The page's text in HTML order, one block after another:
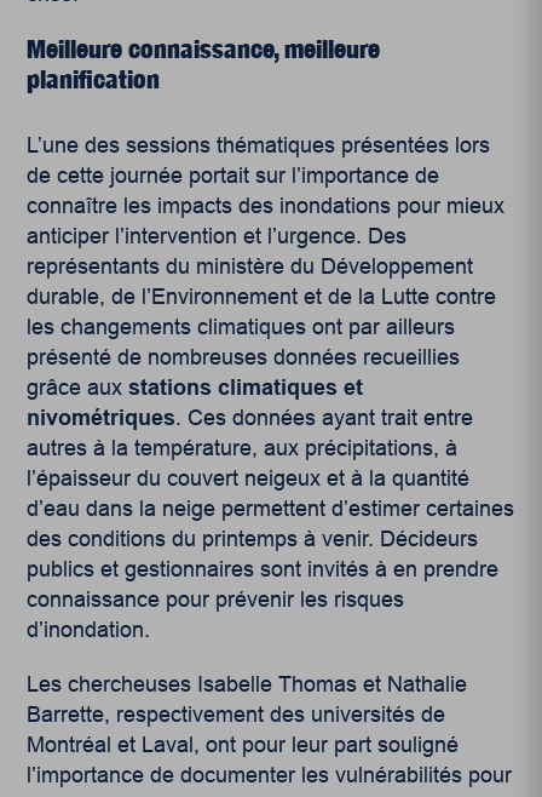
Meilleure connaissance, meilleure
planification
L’une des sessions thématiques présentées lors
de cette journée portait sur l’importance de
connaître les impacts des inondations pour mieux
anticiper l’intervention et l’urgence. Des
représentants du ministère du Développement
durable, de l’Environnement et de la Lutte contre
les changements climatiques ont par ailleurs
présenté de nombreuses données recueillies
grâce auxstations climatiques et
nivométriques. Ces données ayant trait entre
autres à la température, aux précipitations, à
l’épaisseur du couvert neigeux et à la quantité
d’eau dans la neige permettent d’estimer certaines
des conditions du printemps à venir. Décideurs
publics et gestionnaires sont invités à en prendre
connaissance pour prévenir les risques
d’inondation.
Les chercheuses Isabelle Thomas et Nathalie
Barrette, respectivement des universités de
Montréal et Laval, ont pour leur part souligné
l’importance de documenter les vulnérabilités pour